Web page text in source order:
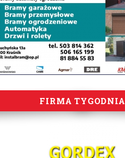
FIRMA TYGODNIA